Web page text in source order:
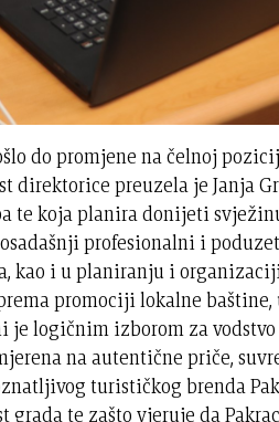
do promjene na čelnoj
direktorice preuzela je Janja
te koja planira donijeti
profesionalni i
kao i u planiranju i
promociji lokalne
logičnim izborom za
na autentične priče,
turističkog brenda
te zašto vjeruje da